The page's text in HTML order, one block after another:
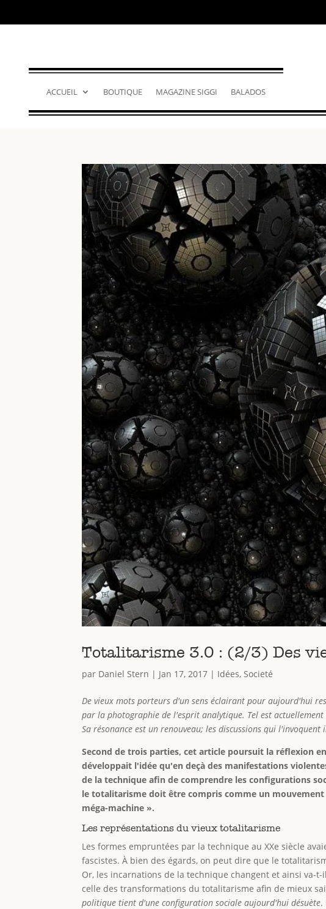
ACCUEIL BOUTIQUE MAGAZINE SIGGI BALADOS
Totalitarisme 3.0 : (2/3) Des
par Daniel Stern | Jan 17, 2017 | Idées,Societé
De vieux mots porteurs d'un sens éclairant pour aujourd'hui
par la photographie de l'esprit analytique. Tel est
Sa résonance est un renouveau; les discussions qui
Second de trois parties, cet article poursuit la réflexion
développait l'idée qu'en deçà des manifestations
de la technique afin de comprendre les configurations
le totalitarisme doit être compris comme un
méga-machine ».
Les représentations du vieux totalitarisme
Les formes empruntées par la technique au XXe siècle
fascistes. À bien des égards, on peut dire que le
Or, les incarnations de la technique changent et ainsi va-
celle des transformations du totalitarisme afin de mieux
politique tient d'une configuration sociale aujourd'hui désuète.